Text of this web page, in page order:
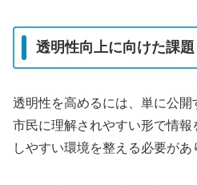
透明性向上に向けた課題
透明性を高めるには、単に公開
市民に理解されやすい形で情
しやすい環境を整える必要があ